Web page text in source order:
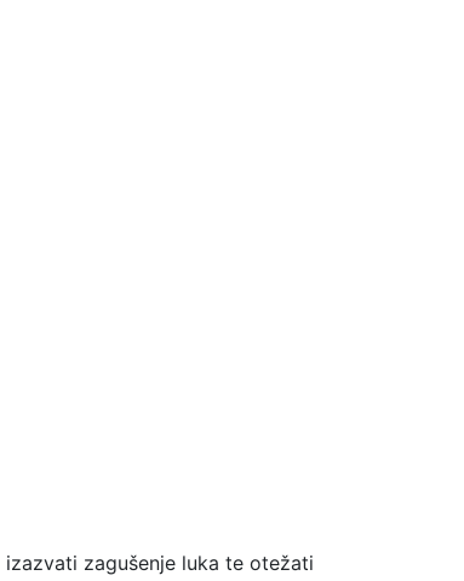
zagušenje luka te otežati